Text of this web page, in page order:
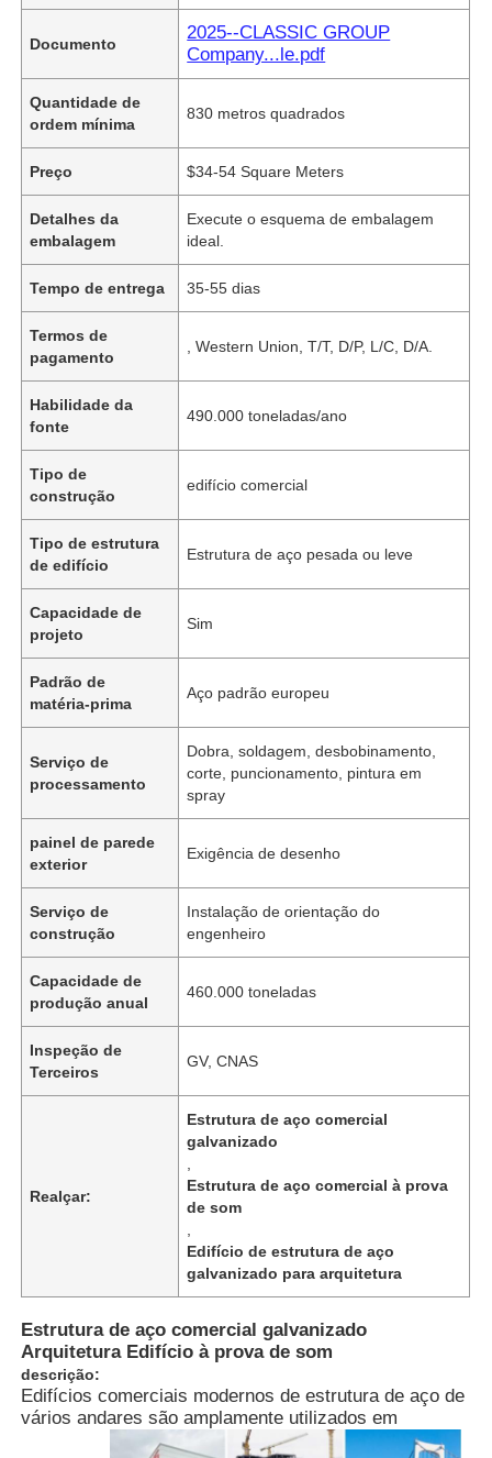
Produtos
Documento
2025--CLASSIC GROUP
Company...le.pdf
Quantidade de
ordem mínima
830 metros quadrados
Preço $34-54 Square Meters
Detalhes da
embalagem
Execute o esquema de embalagem
ideal.
Tempo de entrega 35-55 dias
Termos de
pagamento
, Western Union, T/T, D/P, L/C, D/A.
Habilidade da
fonte
490.000 toneladas/ano
Tipo de
construção
edifício comercial
Tipo de estrutura
de edifício
Estrutura de aço pesada ou leve
Capacidade de
projeto
Sim
Padrão de
matéria-prima
Aço padrão europeu
Serviço de
processamento
Dobra, soldagem, desbobinamento,
corte, puncionamento, pintura em
spray
painel de parede
exterior
Exigência de desenho
Serviço de
construção
Instalação de orientação do
engenheiro
Capacidade de
produção anual
460.000 toneladas
Inspeção de
Terceiros
GV, CNAS
Realçar:
Estrutura de aço comercial
galvanizado
Estrutura de aço comercial à prova
de som
Edifício de estrutura de aço
galvanizado para arquitetura
Estrutura de aço comercial galvanizado
Arquitetura Edifício à prova de som
descrição:
Edifícios comerciais modernos de estrutura de aço de
vários andares são amplamente utilizados em